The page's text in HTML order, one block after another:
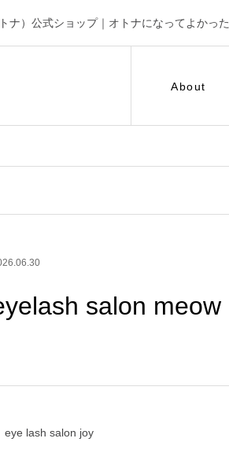
ナ）公式ショップ｜オトナになってよかった
About
salon meow
eye lash salon joy